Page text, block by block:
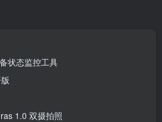
状态监控工具
1.0 双摄拍照